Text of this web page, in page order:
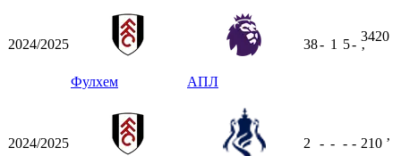
2024/2025
Фулхем АПЛ
38- 1 5-
3420
ʼ
2024/2025 2 - - - - 210 ʼ